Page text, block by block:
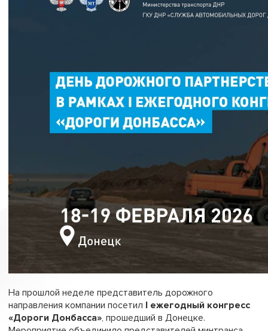
На прошлой неделе представитель дорожного
направления компании посетил I ежегодный конгресс
«Дороги Донбасса», прошедший в Донецке.